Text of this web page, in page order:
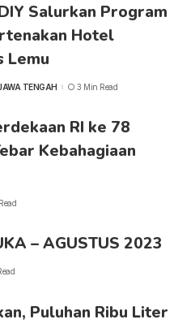
Salurkan Program
Hotel
Lemu
TENGAH 3 Min Read
RI ke 78
Kebahagiaan
– AGUSTUS 2023
Puluhan Ribu Liter